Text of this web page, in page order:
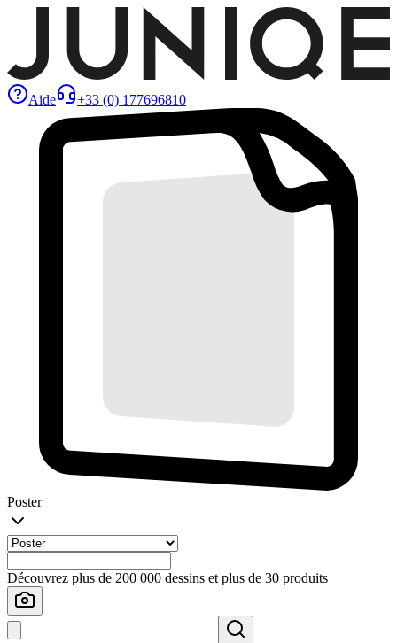
Aide +33 (0) 177696810
Poster
Découvrez plus de 200 000 dessins et plus de 30 produits